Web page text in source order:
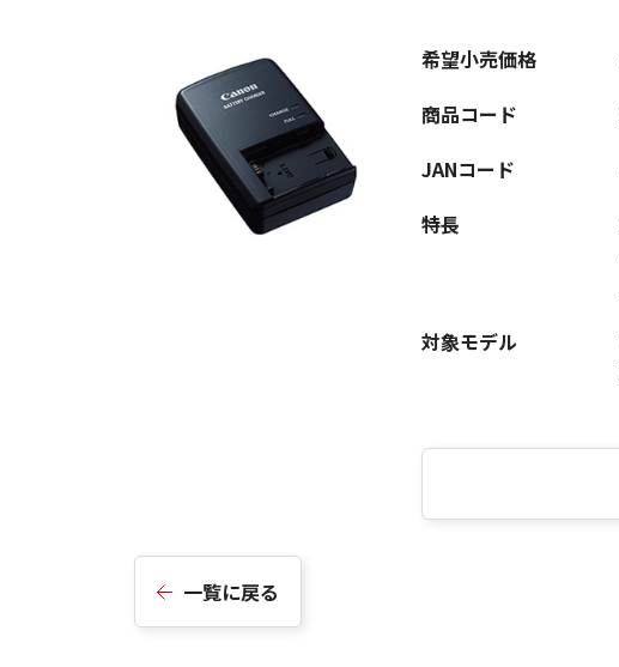
希望小売価格
商品コード
JANコード
特長
対象モデル
一覧に戻る